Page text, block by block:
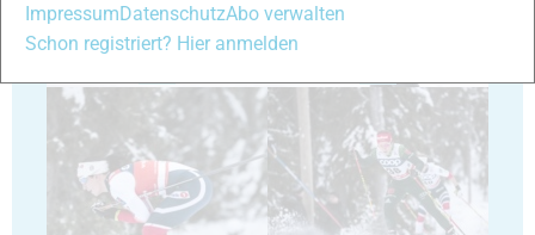
ImpressumDatenschutzAbo verwalten
Schon registriert? Hier anmelden